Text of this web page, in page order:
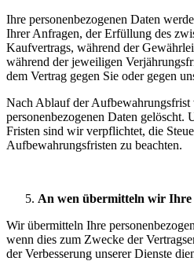
Ihre personenbezogenen Daten
Ihrer Anfragen, der Erfüllung des
Kaufvertrags, während der
während der jeweiligen
dem Vertrag gegen Sie oder gegen
Nach Ablauf der Aufbewahrungsfrist
personenbezogenen Daten gelöscht.
Fristen sind wir verpflichtet, die
Aufbewahrungsfristen zu beachten.
An wen übermitteln wir Ihre
Wir übermitteln Ihre
wenn dies zum Zwecke der
der Verbesserung unserer Dienste